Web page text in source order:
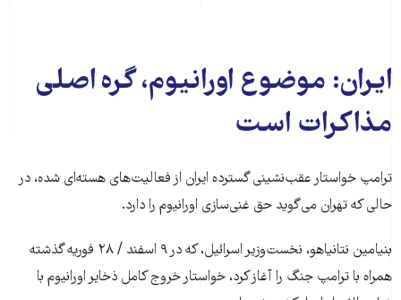
ایران: موضوع اورانیوم، گره اصلی
مذاکرات است
ترامپ خواستار عقب‌نشینی گسترده ایران از فعالیت‌های هسته‌ای شده، در
حالی که تهران می‌گوید حق غنی‌سازی اورانیوم را دارد.
بنیامین نتانیاهو، نخست‌وزیر اسرائیل، که در ۹ اسفند / ۲۸ فوریه گذشته
همراه با ترامپ جنگ را آغاز کرد، خواستار خروج کامل ذخایر اورانیوم با